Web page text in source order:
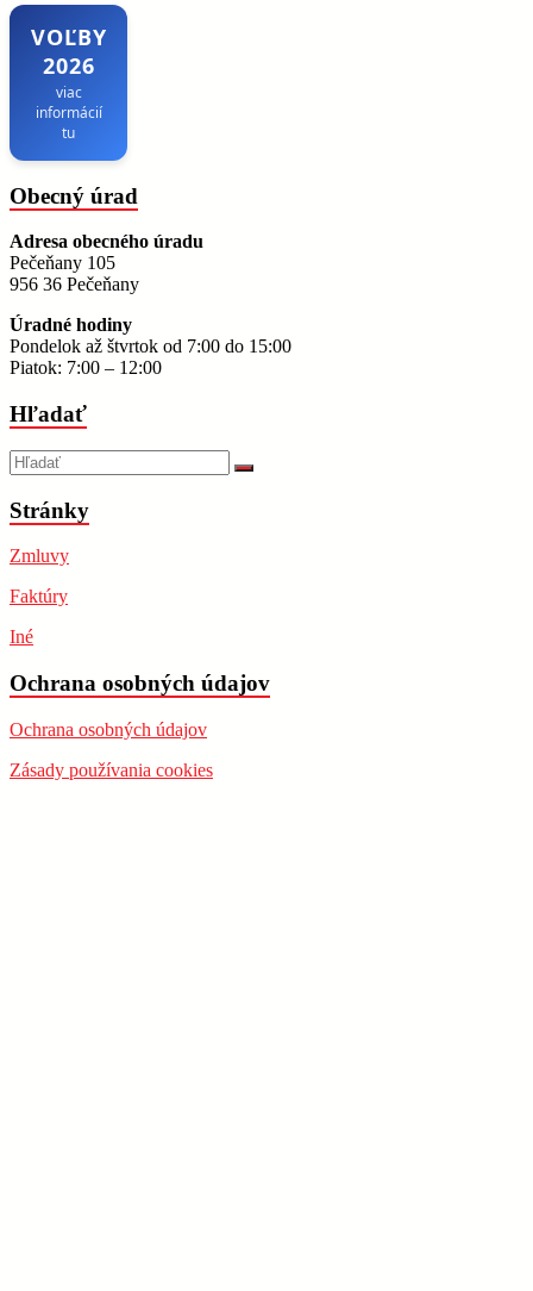
VOĽBY
2026
viac
informácií
tu
Obecný úrad
Adresa obecného úradu
Pečeňany 105
956 36 Pečeňany
Úradné hodiny
Pondelok až štvrtok od 7:00 do 15:00
Piatok: 7:00 – 12:00
Hľadať
Stránky
Zmluvy
Faktúry
Iné
Ochrana osobných údajov
Ochrana osobných údajov
Zásady používania cookies